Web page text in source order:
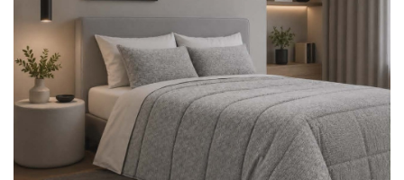
Trocas e Devoluções
Termos e condições